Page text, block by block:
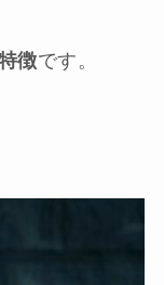
徴です。